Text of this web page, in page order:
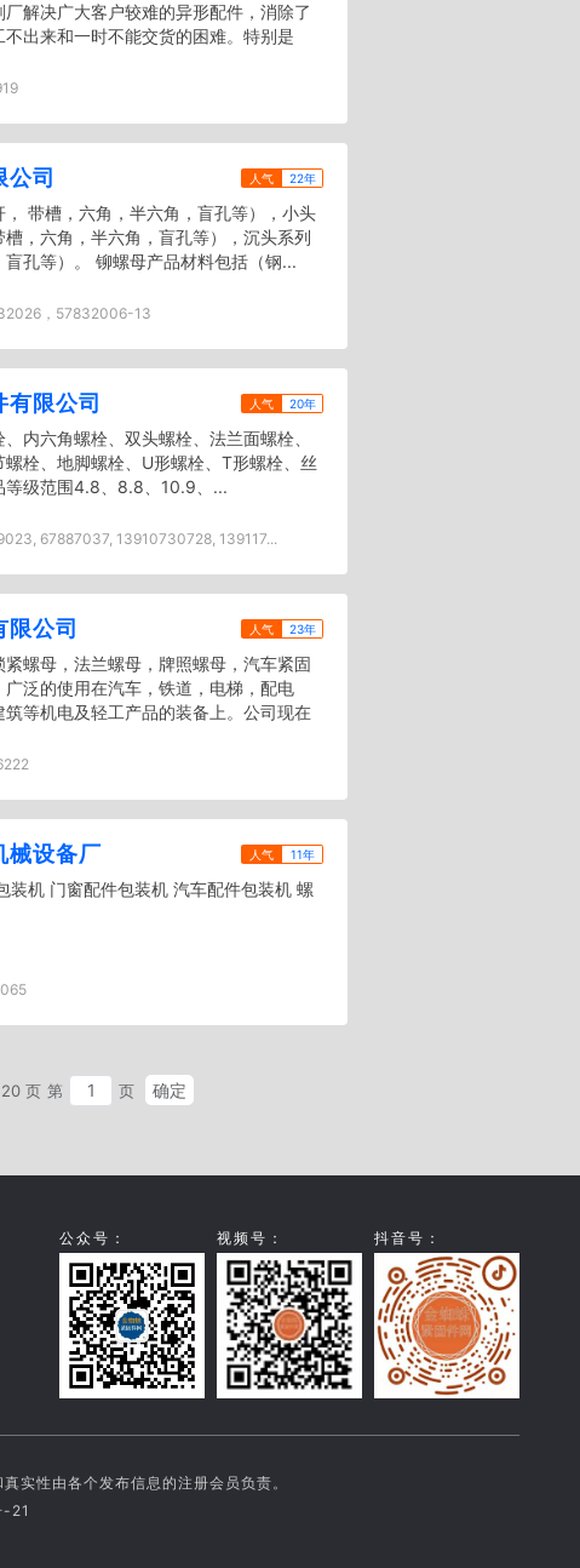
解决广大客户较难的异形配件，消除了
出来和一时不能交货的困难。特别是
司 人气 22年
带槽，六角，半六角，盲孔等），小头
，六角，半六角，盲孔等），沉头系列
孔等）。 铆螺母产品材料包括（钢...
，57832006-13
限公司 人气 20年
内六角螺栓、双头螺栓、法兰面螺栓、
栓、地脚螺栓、U形螺栓、T形螺栓、丝
等级范围4.8、8.8、10.9、...
67887037, 13910730728, 139117...
限公司 人气 23年
螺母，法兰螺母，牌照螺母，汽车紧固
泛的使用在汽车，铁道，电梯，配电
等机电及轻工产品的装备上。公司现在
械设备厂 人气 11年
装机 门窗配件包装机 汽车配件包装机 螺
页 第 页 确定
公众号： 视频号： 抖音号：
实性由各个发布信息的注册会员负责。
21